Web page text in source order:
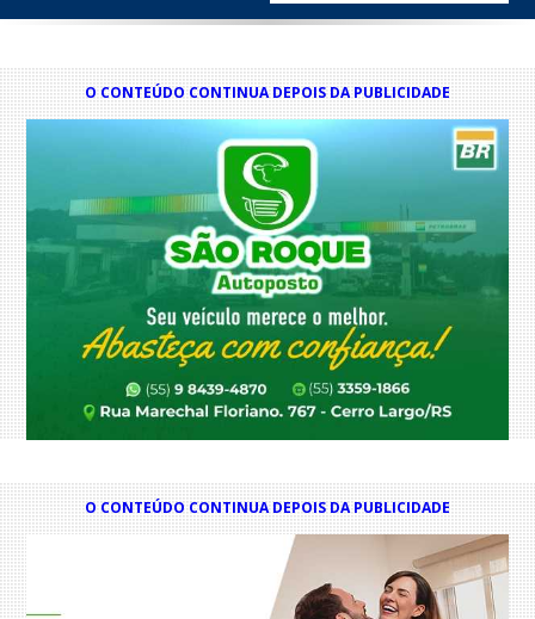
O CONTEÚDO CONTINUA DEPOIS DA PUBLICIDADE
O CONTEÚDO CONTINUA DEPOIS DA PUBLICIDADE